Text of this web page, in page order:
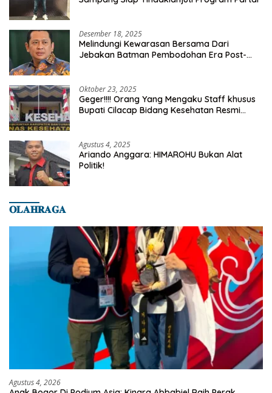
Desember 18, 2025
Melindungi Kewarasan Bersama Dari
Jebakan Batman Pembodohan Era Post-
Oktober 23, 2025
Geger!!!! Orang Yang Mengaku Staff khusus
Bupati Cilacap Bidang Kesehatan Resmi
Agustus 4, 2025
Ariando Anggara: HIMAROHU Bukan Alat
Politik!
𝐎𝐋𝐀𝐇𝐑𝐀𝐆𝐀
Agustus 4, 2026